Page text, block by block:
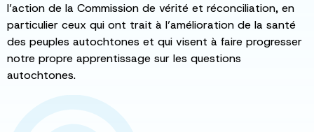
l’action de la Commission de vérité et réconciliation, en
particulier ceux qui ont trait à l’amélioration de la santé
des peuples autochtones et qui visent à faire progresser
notre propre apprentissage sur les questions
autochtones.